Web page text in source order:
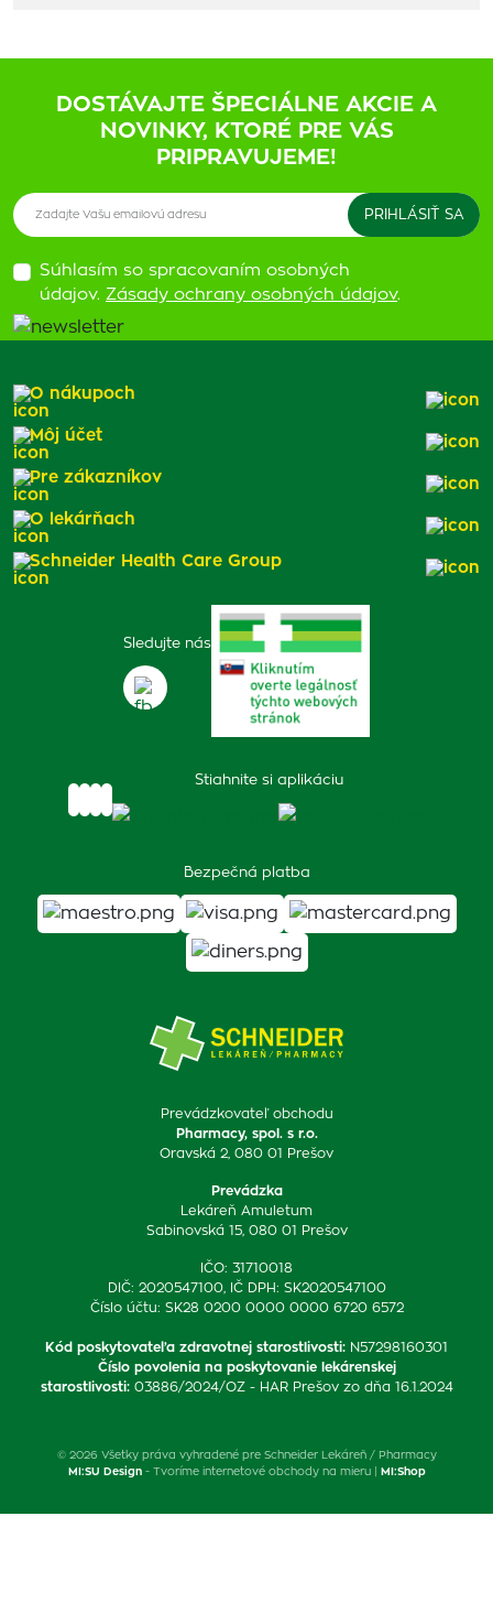
DOSTÁVAJTE ŠPECIÁLNE AKCIE A
NOVINKY, KTORÉ PRE VÁS
PRIPRAVUJEME!
Súhlasím so spracovaním osobných
údajov. Zásady ochrany osobných údajov.
Prevádzkovateľ obchodu
Pharmacy, spol. s r.o.
Oravská 2, 080 01 Prešov
Prevádzka
Lekáreň Amuletum
Sabinovská 15, 080 01 Prešov
IČO: 31710018
DIČ: 2020547100, IČ DPH: SK2020547100
Číslo účtu: SK28 0200 0000 0000 6720 6572
Kód poskytovateľa zdravotnej starostlivosti: N57298160301
Číslo povolenia na poskytovanie lekárenskej
starostlivosti: 03886/2024/OZ - HAR Prešov zo dňa 16.1.2024
Sledujte nás
Stiahnite si aplikáciu
Bezpečná platba
O nákupoch
Môj účet
Pre zákazníkov
O lekárňach
Schneider Health Care Group
© 2026 Všetky práva vyhradené pre Schneider Lekáreň / Pharmacy
MI:SU Design- Tvoríme internetové obchody na mieru | MI:Shop